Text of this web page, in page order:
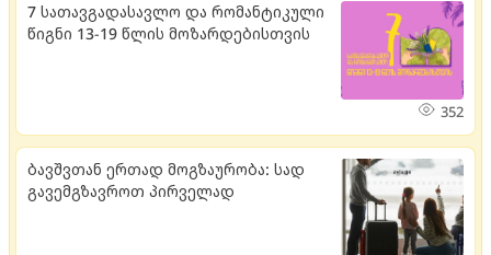
7 სათავგადასავლო და რომანტიკული
წიგნი 13-19 წლის მოზარდებისთვის
352
ბავშვთან ერთად მოგზაურობა: სად
გავემგზავროთ პირველად